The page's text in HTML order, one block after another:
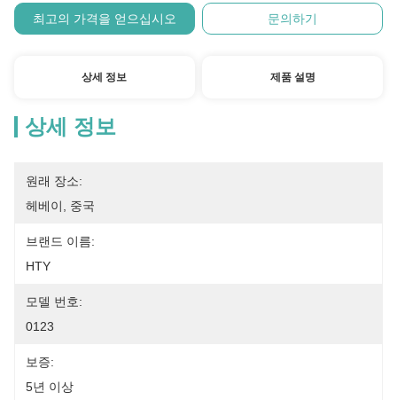
최고의 가격을 얻으십시오 문의하기
상세 정보 제품 설명
상세 정보
원래 장소:
헤베이, 중국
브랜드 이름:
HTY
모델 번호:
0123
보증:
5년 이상